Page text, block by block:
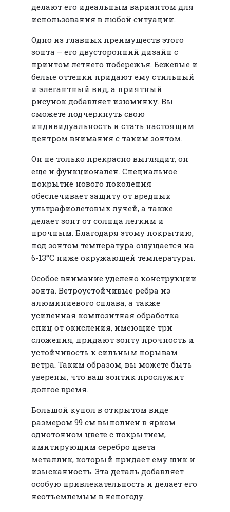
делают его идеальным вариантом для
использования в любой ситуации.
Одно из главных преимуществ этого
зонта – его двусторонний дизайн с
принтом летнего побережья. Бежевые и
белые оттенки придают ему стильный
и элегантный вид, а приятный
рисунок добавляет изюминку. Вы
сможете подчеркнуть свою
индивидуальность и стать настоящим
центром внимания с таким зонтом.
Он не только прекрасно выглядит, он
еще и функционален. Специальное
покрытие нового поколения
обеспечивает защиту от вредных
ультрафиолетовых лучей, а также
делает зонт от солнца легким и
прочным. Благодаря этому покрытию,
под зонтом температура ощущается на
6-13°C ниже окружающей температуры.
Особое внимание уделено конструкции
зонта. Ветроустойчивые ребра из
алюминиевого сплава, а также
усиленная композитная обработка
спиц от окисления, имеющие три
сложения, придают зонту прочность и
устойчивость к сильным порывам
ветра. Таким образом, вы можете быть
уверены, что ваш зонтик прослужит
долгое время.
Большой купол в открытом виде
размером 99 см выполнен в ярком
однотонном цвете с покрытием,
имитирующим серебро цвета
металлик, который придает ему шик и
изысканность. Эта деталь добавляет
особую привлекательность и делает его
неотъемлемым в непогоду.